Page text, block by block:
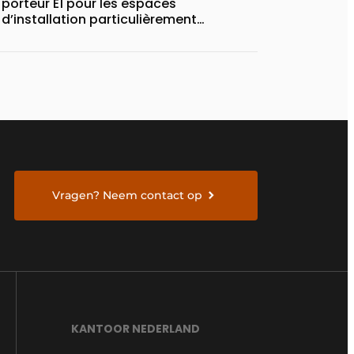
d’installation particulièrement
Vragen? Neem contact op
KANTOOR NEDERLAND